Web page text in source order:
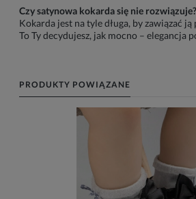
Czy satynowa kokarda się nie rozwiązuje?
Kokarda jest na tyle długa, by zawiązać
To Ty decydujesz, jak mocno – elegancja
PRODUKTY POWIĄZANE